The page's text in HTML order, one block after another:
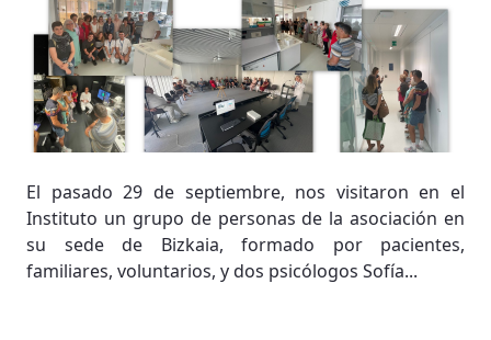
El pasado 29 de septiembre, nos visitaron en el
Instituto un grupo de personas de la asociación en
su sede de Bizkaia, formado por pacientes,
familiares, voluntarios, y dos psicólogos Sofía...